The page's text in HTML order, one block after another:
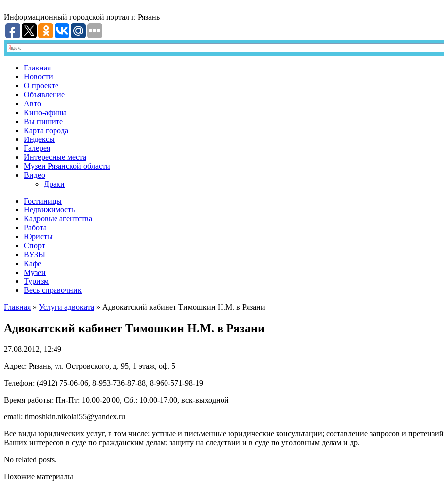
Информационный городской портал г. Рязань
Главная
Новости
О проекте
Объявление
Авто
Кино-афиша
Вы пишите
Карта города
Индексы
Галерея
Интересные места
Музеи Рязанской области
Видео
Драки
Гостиницы
Недвижимость
Кадровые агентства
Работа
Юристы
Спорт
ВУЗЫ
Кафе
Музеи
Туризм
Весь справочник
Главная » Услуги адвоката » Адвокатский кабинет Тимошкин Н.М. в Рязани
Адвокатский кабинет Тимошкин Н.М. в Рязани
27.08.2012, 12:49
Адрес: Рязань, ул. Островского, д. 95, 1 этаж, оф. 5
Телефон: (4912) 75-06-06, 8-953-736-87-88, 8-960-571-98-19
Время работы: Пн-Пт: 10.00-20.00, Сб.: 10.00-17.00, вск-выходной
email: timoshkin.nikolai55@yandex.ru
Все виды юридических услуг, в том числе: устные и письменные юридические консультации; составление запросов и
Ваших интересов в суде по гражданским делам; защиту на следствии и в суде по уголовным делам и др.
No related posts.
Похожие материалы